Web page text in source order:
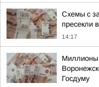
Схемы с
пресекли
14:17
Миллионы
Госдуму